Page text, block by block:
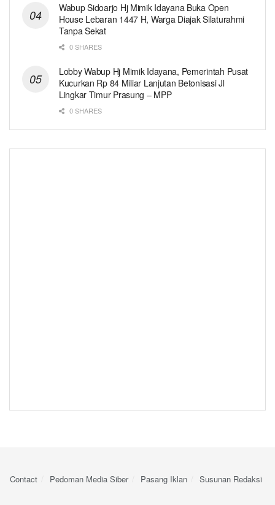
Wabup Sidoarjo Hj Mimik Idayana Buka Open
House Lebaran 1447 H, Warga Diajak Silaturahmi
Tanpa Sekat
0 SHARES
Lobby Wabup Hj Mimik Idayana, Pemerintah Pusat
Kucurkan Rp 84 Miliar Lanjutan Betonisasi Jl
Lingkar Timur Prasung – MPP
0 SHARES
Contact Pedoman Media Siber Pasang Iklan Susunan Redaksi